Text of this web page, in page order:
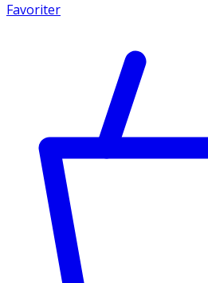
Favoriter